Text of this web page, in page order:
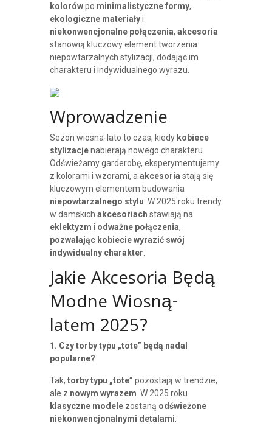
kolorówpo minimalistyczne formy,
ekologiczne materiałyi
niekonwencjonalne połączenia, akcesoria
stanowią kluczowy element tworzenia
niepowtarzalnych stylizacji, dodając im
charakteru i indywidualnego wyrazu.
Wprowadzenie
Sezon wiosna-lato to czas, kiedy kobiece
stylizacjenabierają nowego charakteru.
Odświeżamy garderobę, eksperymentujemy
z kolorami i wzorami, a akcesoria stają się
kluczowym elementem budowania
niepowtarzalnego stylu . W 2025 roku trendy
w damskich akcesoriach stawiają na
eklektyzm i odważne połączenia,
pozwalając kobiecie wyrazić swój
indywidualny charakter
Jakie Akcesoria Będą
Modne Wiosną-
latem 2025?
1. Czy torby typu „tote” będą nadal
popularne?
Tak, torby typu „tote” pozostają w trendzie,
ale z nowym wyrazem . W 2025 roku
klasyczne modelezostaną odświeżone
niekonwencjonalnymi detalami: